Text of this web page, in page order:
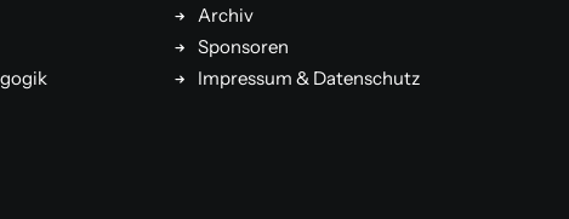
Archiv
Sponsoren
Impressum & Datenschutz